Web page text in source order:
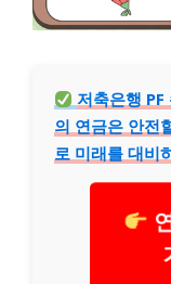
저축은행
의 연금은 안전
로 미래를 대비
연